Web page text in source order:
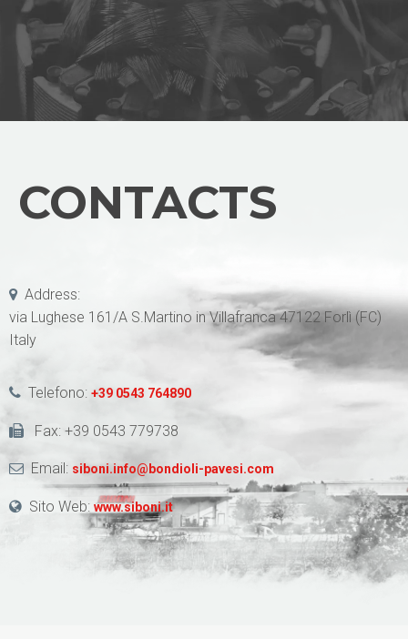
CONTACTS
Address:
via Lughese 161/A S.Martino in Villafranca 47122 Forlì (FC)
Italy
Telefono: +39 0543 764890
Fax: +39 0543 779738
Email: siboni.info@bondioli-pavesi.com
Sito Web: www.siboni.it